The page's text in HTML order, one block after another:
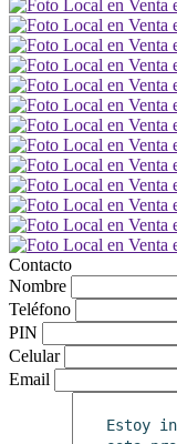
Contacto
Nombre
Teléfono
PIN
Celular
Email